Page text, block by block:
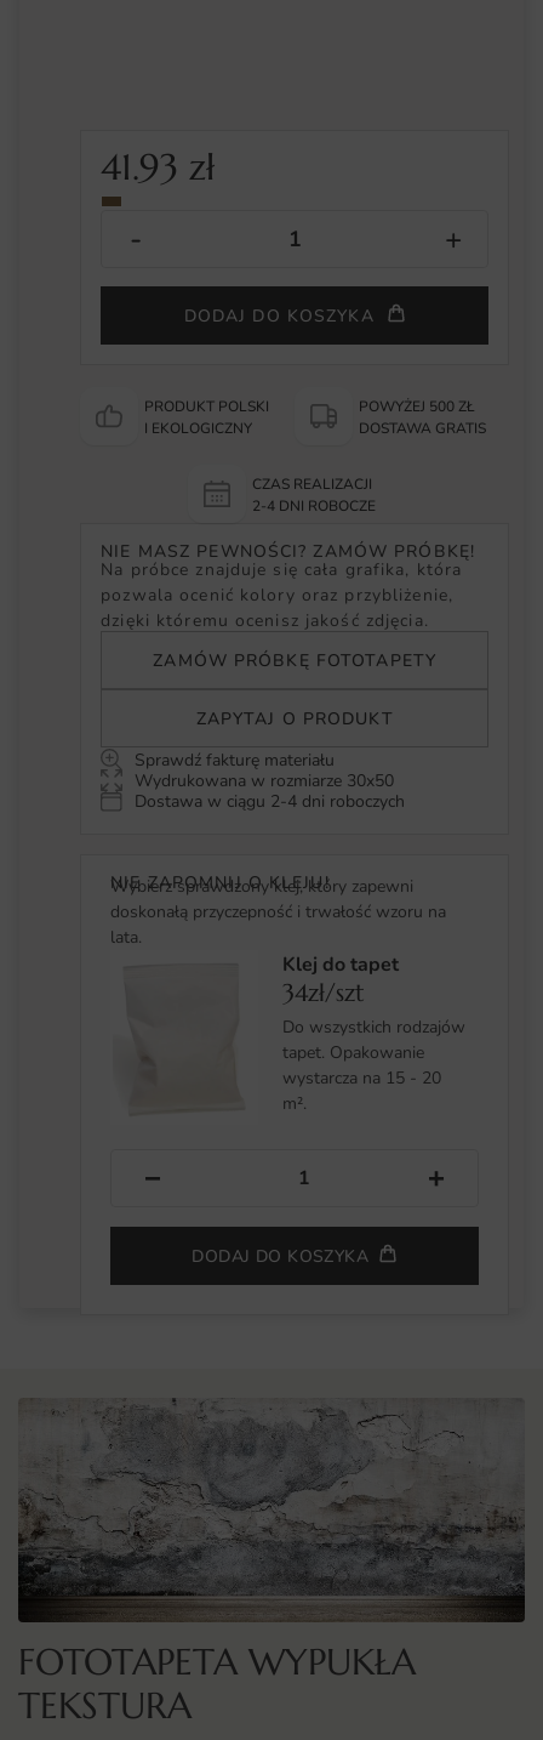
41.93zł
DODAJ DO KOSZYKA
PRODUKT POLSKI
I EKOLOGICZNY
POWYŻEJ 500 ZŁ
DOSTAWA GRATIS
CZAS REALIZACJI
2-4 DNI ROBOCZE
NIE MASZ PEWNOŚCI? ZAMÓW PRÓBKĘ!
Na próbce znajduje się cała grafika, która
pozwala ocenić kolory oraz przybliżenie,
dzięki któremu ocenisz jakość zdjęcia.
ZAMÓW PRÓBKĘ FOTOTAPETY
ZAPYTAJ O PRODUKT
Sprawdź fakturę materiału
Wydrukowana w rozmiarze 30x50
Dostawa w ciągu 2-4 dni roboczych
NIE ZAPOMNIJ O KLEJU!
Wybierz sprawdzony klej, który zapewni
doskonałą przyczepność i trwałość wzoru na
lata.
Klej do tapet
34zł/szt
Do wszystkich rodzajów
tapet. Opakowanie
wystarcza na 15 - 20
m².
− +
DODAJ DO KOSZYKA
FOTOTAPETA WYPUKŁA
TEKSTURA